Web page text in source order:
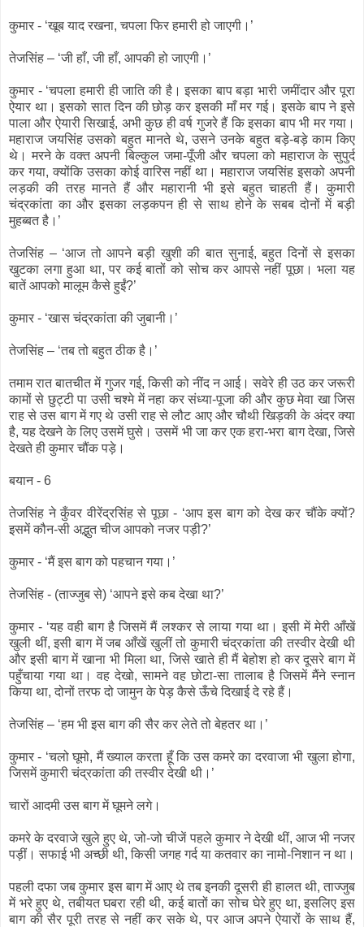
कुमार - ‘खूब याद रखना, चपला फिर हमारी हो जाएगी।’
तेजसिंह – ‘जी हाँ, जी हाँ, आपकी हो जाएगी।’
कुमार - ‘चपला हमारी ही जाति की है। इसका बाप बड़ा भारी जमींदार और पूरा
ऐयार था। इसको सात दिन की छोड़ कर इसकी माँ मर गई। इसके बाप ने इसे
पाला और ऐयारी सिखाई, अभी कुछ ही वर्ष गुजरे हैं कि इसका बाप भी मर गया।
महाराज जयसिंह उसको बहुत मानते थे, उसने उनके बहुत बड़े-बड़े काम किए
थे। मरने के वक्त अपनी बिल्कुल जमा-पूँजी और चपला को महाराज के सुपुर्द
कर गया, क्योंकि उसका कोई वारिस नहीं था। महाराज जयसिंह इसको अपनी
लड़की की तरह मानते हैं और महारानी भी इसे बहुत चाहती हैं। कुमारी
चंद्रकांता का और इसका लड़कपन ही से साथ होने के सबब दोनों में बड़ी
मुहब्बत है।’
तेजसिंह – ‘आज तो आपने बड़ी खुशी की बात सुनाई, बहुत दिनों से इसका
खुटका लगा हुआ था, पर कई बातों को सोच कर आपसे नहीं पूछा। भला यह
बातें आपको मालूम कैसे हुईं?’
कुमार - ‘खास चंद्रकांता की जुबानी।’
तेजसिंह – ‘तब तो बहुत ठीक है।’
तमाम रात बातचीत में गुजर गई, किसी को नींद न आई। सवेरे ही उठ कर जरूरी
कामों से छुट्टी पा उसी चश्मे में नहा कर संध्या-पूजा की और कुछ मेवा खा जिस
राह से उस बाग में गए थे उसी राह से लौट आए और चौथी खिड़की के अंदर क्या
है, यह देखने के लिए उसमें घुसे। उसमें भी जा कर एक हरा-भरा बाग देखा, जिसे
देखते ही कुमार चौंक पड़े।
बयान - 6
तेजसिंह ने कुँवर वीरेंद्रसिंह से पूछा - ‘आप इस बाग को देख कर चौंके क्यों?
इसमें कौन-सी अद्भुत चीज आपको नजर पड़ी?’
कुमार - ‘मैं इस बाग को पहचान गया।’
तेजसिंह - (ताज्जुब से) ‘आपने इसे कब देखा था?’
कुमार - ‘यह वही बाग है जिसमें मैं लश्कर से लाया गया था। इसी में मेरी आँखें
खुली थीं, इसी बाग में जब आँखें खुलीं तो कुमारी चंद्रकांता की तस्वीर देखी थी
और इसी बाग में खाना भी मिला था, जिसे खाते ही मैं बेहोश हो कर दूसरे बाग में
पहुँचाया गया था। वह देखो, सामने वह छोटा-सा तालाब है जिसमें मैंने स्नान
किया था, दोनों तरफ दो जामुन के पेड़ कैसे ऊँचे दिखाई दे रहे हैं।
तेजसिंह – ‘हम भी इस बाग की सैर कर लेते तो बेहतर था।’
कुमार - ‘चलो घूमो, मैं ख्याल करता हूँ कि उस कमरे का दरवाजा भी खुला होगा,
जिसमें कुमारी चंद्रकांता की तस्वीर देखी थी।’
चारों आदमी उस बाग में घूमने लगे।
कमरे के दरवाजे खुले हुए थे, जो-जो चीजें पहले कुमार ने देखी थीं, आज भी नजर
पड़ीं। सफाई भी अच्छी थी, किसी जगह गर्द या कतवार का नामो-निशान न था।
पहली दफा जब कुमार इस बाग में आए थे तब इनकी दूसरी ही हालत थी, ताज्जुब
में भरे हुए थे, तबीयत घबरा रही थी, कई बातों का सोच घेरे हुए था, इसलिए इस
बाग की सैर पूरी तरह से नहीं कर सके थे, पर आज अपने ऐयारों के साथ हैं,